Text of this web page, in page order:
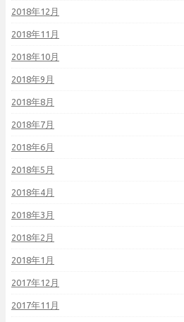
2018年12月
2018年11月
2018年10月
2018年9月
2018年8月
2018年7月
2018年6月
2018年5月
2018年4月
2018年3月
2018年2月
2018年1月
2017年12月
2017年11月